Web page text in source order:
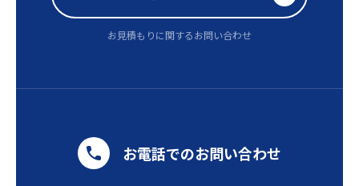
お見積もりに関するお問い合わせ
お電話でのお問い合わせ